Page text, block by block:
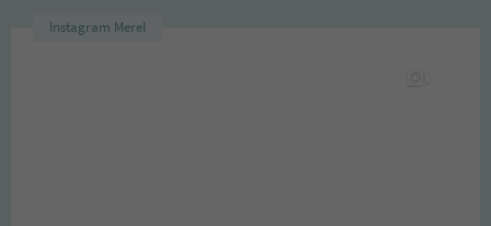
Instagram Merel